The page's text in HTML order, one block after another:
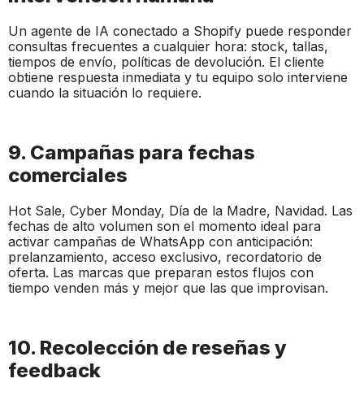
Un agente de IA conectado a Shopify puede responder
consultas frecuentes a cualquier hora: stock, tallas,
tiempos de envío, políticas de devolución. El cliente
obtiene respuesta inmediata y tu equipo solo interviene
cuando la situación lo requiere.
9. Campañas para fechas
comerciales
Hot Sale, Cyber Monday, Día de la Madre, Navidad. Las
fechas de alto volumen son el momento ideal para
activar campañas de WhatsApp con anticipación:
prelanzamiento, acceso exclusivo, recordatorio de
oferta. Las marcas que preparan estos flujos con
tiempo venden más y mejor que las que improvisan.
10. Recolección de reseñas y
feedback